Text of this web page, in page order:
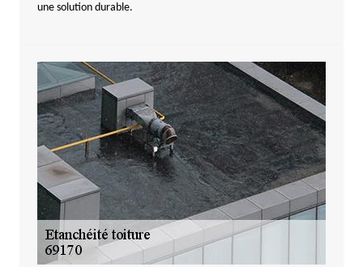
une solution durable.